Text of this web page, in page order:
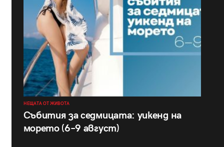
НЕЩАТА ОТ ЖИВОТА
Събития за седмицата: уикенд на
морето (6–9 август)